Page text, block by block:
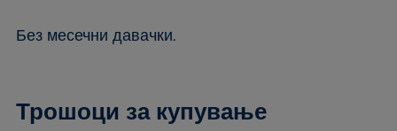
Без месечни давачки.
Трошоци за купување